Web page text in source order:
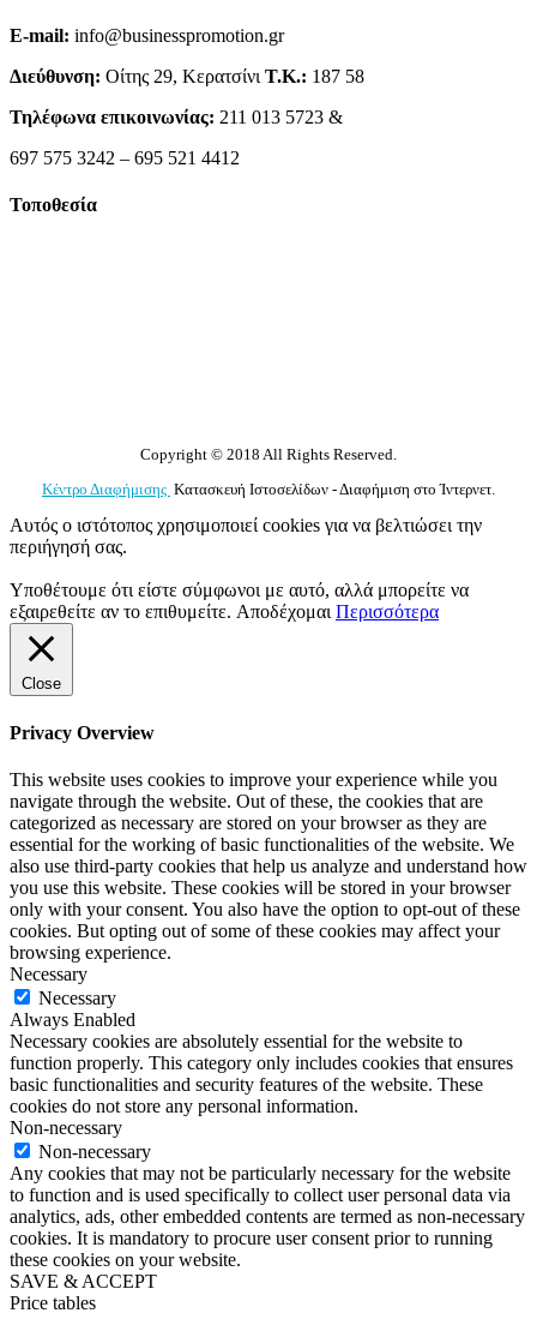
E-mail: info@businesspromotion.gr
Διεύθυνση: Οίτης 29, Κερατσίνι Τ.Κ.: 187 58
Τηλέφωνα επικοινωνίας: 211 013 5723 &
697 575 3242 – 695 521 4412
Τοποθεσία
Copyright © 2018 All Rights Reserved.
Κέντρο Διαφήμισης Κατασκευή Ιστοσελίδων - Διαφήμιση στο Ίντερνετ.
Αυτός ο ιστότοπος χρησιμοποιεί cookies για να βελτιώσει την
περιήγησή σας.
Υποθέτουμε ότι είστε σύμφωνοι με αυτό, αλλά μπορείτε να
εξαιρεθείτε αν το επιθυμείτε. Αποδέχομαι Περισσότερα
Close
Privacy Overview
This website uses cookies to improve your experience while you
navigate through the website. Out of these, the cookies that are
categorized as necessary are stored on your browser as they are
essential for the working of basic functionalities of the website. We
also use third-party cookies that help us analyze and understand how
you use this website. These cookies will be stored in your browser
only with your consent. You also have the option to opt-out of these
cookies. But opting out of some of these cookies may affect your
browsing experience.
Necessary
Necessary
Always Enabled
Necessary cookies are absolutely essential for the website to
function properly. This category only includes cookies that ensures
basic functionalities and security features of the website. These
cookies do not store any personal information.
Non-necessary
Non-necessary
Any cookies that may not be particularly necessary for the website
to function and is used specifically to collect user personal data via
analytics, ads, other embedded contents are termed as non-necessary
cookies. It is mandatory to procure user consent prior to running
these cookies on your website.
SAVE & ACCEPT
Price tables